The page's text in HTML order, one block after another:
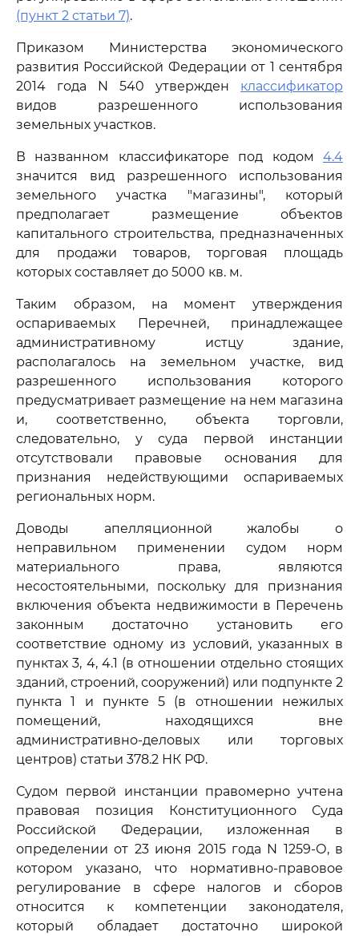
(пункт 2 статьи 7).
Приказом Министерства экономического
развития Российской Федерации от 1 сентября
2014 года N 540 утвержден классификатор
видов разрешенного использования
земельных участков.
В названном классификаторе под кодом 4.4
значится вид разрешенного использования
земельного участка "магазины", который
предполагает размещение объектов
капитального строительства, предназначенных
для продажи товаров, торговая площадь
которых составляет до 5000 кв. м.
Таким образом, на момент утверждения
оспариваемых Перечней, принадлежащее
административному истцу здание,
располагалось на земельном участке, вид
разрешенного использования которого
предусматривает размещение на нем магазина
и, соответственно, объекта торговли,
следовательно, у суда первой инстанции
отсутствовали правовые основания для
признания недействующими оспариваемых
региональных норм.
Доводы апелляционной жалобы о
неправильном применении судом норм
материального права, являются
несостоятельными, поскольку для признания
включения объекта недвижимости в Перечень
законным достаточно установить его
соответствие одному из условий, указанных в
пунктах 3, 4, 4.1 (в отношении отдельно стоящих
зданий, строений, сооружений) или подпункте 2
пункта 1 и пункте 5 (в отношении нежилых
помещений, находящихся вне
административно-деловых или торговых
центров) статьи 378.2 НК РФ.
Судом первой инстанции правомерно учтена
правовая позиция Конституционного Суда
Российской Федерации, изложенная в
определении от 23 июня 2015 года N 1259-О, в
котором указано, что нормативно-правовое
регулирование в сфере налогов и сборов
относится к компетенции законодателя,
который обладает достаточно широкой